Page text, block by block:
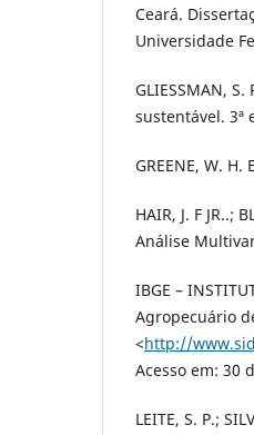
Ceará.
Universidade
GLIESSMAN,
sustentável. 3ª
GREENE, W.
HAIR, J. F JR..;
Análise
IBGE –
Agropecuário
<http://
Acesso em: 30
LEITE, S. P.;